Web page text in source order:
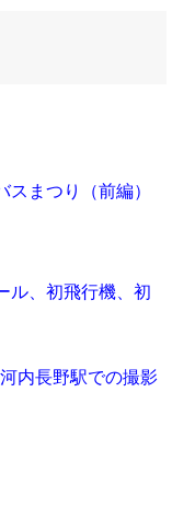
まつり（前編）
、初飛行機、初
内長野駅での撮影